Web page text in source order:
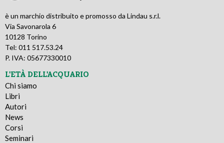
è un marchio distribuito e promosso da Lindau s.r.l.
Via Savonarola 6
10128 Torino
Tel: 011 517.53.24
P. IVA: 05677330010
L'ETÀ DELL'ACQUARIO
Chi siamo
Libri
Autori
News
Corsi
Seminari